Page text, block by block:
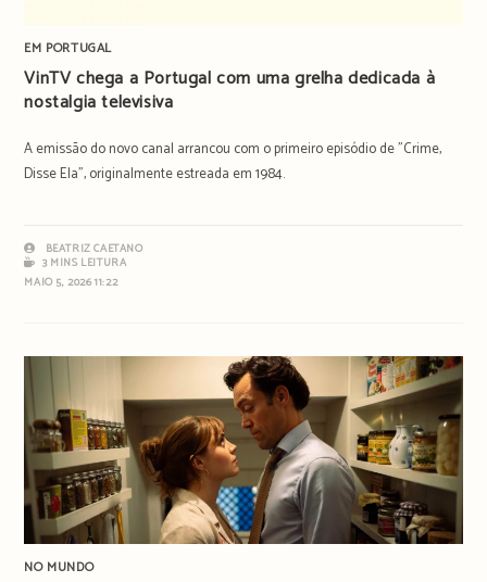
EM PORTUGAL
VinTV chega a Portugal com uma grelha dedicada à
nostalgia televisiva
A emissão do novo canal arrancou com o primeiro episódio de "Crime,
Disse Ela", originalmente estreada em 1984.
BEATRIZ CAETANO
3 MINS LEITURA
MAIO 5, 2026 11:22
NO MUNDO